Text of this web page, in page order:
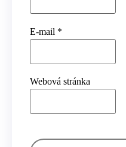
E-mail *
Webová stránka